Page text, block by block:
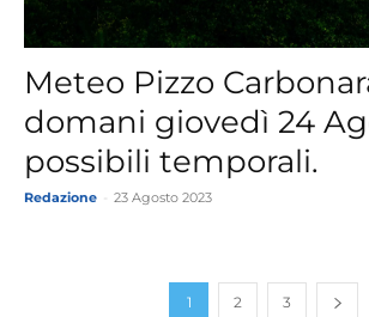
Meteo Pizzo
domani giovedì 24
possibili temporali.
Redazione 23 Agosto 2023
1 2 3